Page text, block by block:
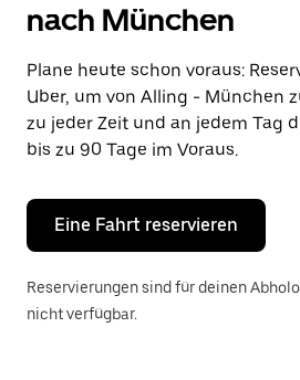
interagieren
ein
Datum
auszuwählen.
Drücke
die
Escape-
um
den
Kalender
schließen.
nach München
Plane heute schon voraus:
Uber, um von Alling - München
zu jeder Zeit und an jedem Tag
bis zu 90 Tage im Voraus.
Eine Fahrt reservieren
Reservierungen sind für deinen
nicht verfügbar.